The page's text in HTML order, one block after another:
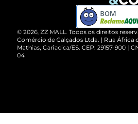
Cartão Presente
Vendas Corporativas
Compre pelo WhatsApp
© 2026, ZZ MALL. Todos os direitos
Comércio de Calçados Ltda. | Rua África
Mathias, Cariacica/ES. CEP: 29157-900 |
04
BOM